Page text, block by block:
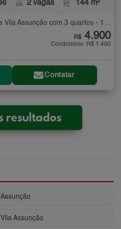
2 vagas 144 m²
Apartamento para Alugar na Vila Assunção com 3 quartos - 144 m²
R$ 4.900
Condomínio: R$ 1.400
Contatar
Assunção